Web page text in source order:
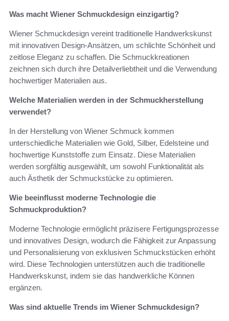
Was macht Wiener Schmuckdesign einzigartig?
Wiener Schmuckdesign vereint traditionelle Handwerkskunst
mit innovativen Design-Ansätzen, um schlichte Schönheit und
zeitlose Eleganz zu schaffen. Die Schmuckkreationen
zeichnen sich durch ihre Detailverliebtheit und die Verwendung
hochwertiger Materialien aus.
Welche Materialien werden in der Schmuckherstellung
verwendet?
In der Herstellung von Wiener Schmuck kommen
unterschiedliche Materialien wie Gold, Silber, Edelsteine und
hochwertige Kunststoffe zum Einsatz. Diese Materialien
werden sorgfältig ausgewählt, um sowohl Funktionalität als
auch Ästhetik der Schmuckstücke zu optimieren.
Wie beeinflusst moderne Technologie die
Schmuckproduktion?
Moderne Technologie ermöglicht präzisere Fertigungsprozesse
und innovatives Design, wodurch die Fähigkeit zur Anpassung
und Personalisierung von exklusiven Schmuckstücken erhöht
wird. Diese Technologien unterstützen auch die traditionelle
Handwerkskunst, indem sie das handwerkliche Können
ergänzen.
Was sind aktuelle Trends im Wiener Schmuckdesign?